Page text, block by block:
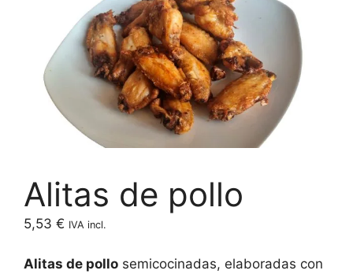
Alitas de pollo
5,53 € IVA incl.
Alitas de pollo semicocinadas, elaboradas con